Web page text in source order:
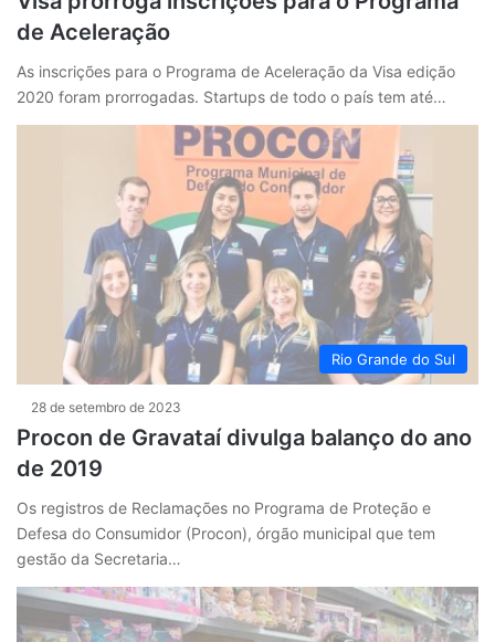
de Aceleração
As inscrições para o Programa de Aceleração da Visa edição
2020 foram prorrogadas. Startups de todo o país tem até…
Rio Grande do Sul
28 de setembro de 2023
Procon de Gravataí divulga balanço do ano
de 2019
Os registros de Reclamações no Programa de Proteção e
Defesa do Consumidor (Procon), órgão municipal que tem
gestão da Secretaria…